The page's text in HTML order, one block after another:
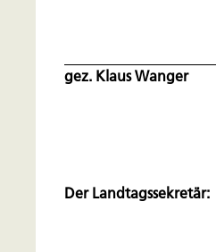
gez. Klaus Wanger
Der Landtagssekretär: